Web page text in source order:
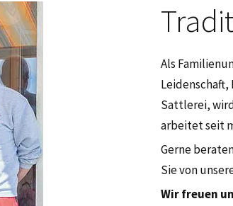
Als
Sattlerei,
arbeitet seit
Gerne
Sie von
Wir freuen